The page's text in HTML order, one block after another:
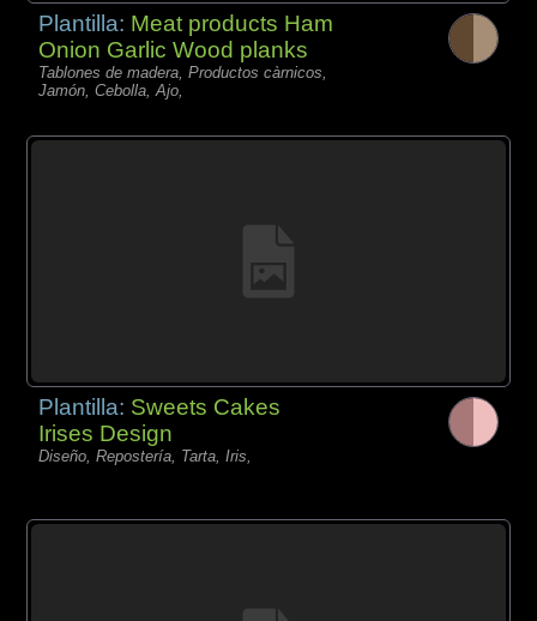
Plantilla: Meat products Ham
Onion Garlic Wood planks
Tablones de madera, Productos càrnicos,
Jamón, Cebolla, Ajo,
Plantilla: Sweets Cakes
Irises Design
Diseño, Repostería, Tarta, Iris,